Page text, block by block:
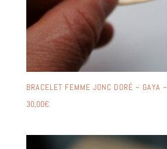
BRACELET FEMME JONC DORÉ ~ GAYA ~
30,00€